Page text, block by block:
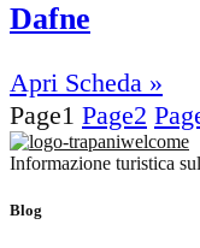
Dafne
Apri Scheda »
Page1 Page2
Informazione turistica
Blog